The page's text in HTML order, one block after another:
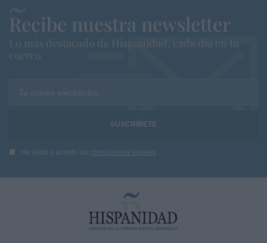
Recibe nuestra newsletter
Lo más destacado de Hispanidad, cada dia en tu
correo
Tu correo electrónico...
He leído y acepto las condiciones legales